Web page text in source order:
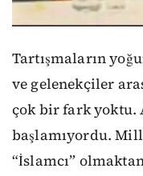
Tartışmaların
ve gelenekçiler
çok bir fark yoktu.
başlamıyordu.
“İslamcı”